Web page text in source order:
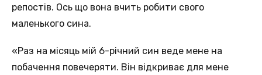
репостів. Ось що вона вчить робити свого
маленького сина.
«Раз на місяць мій 6-річний син веде мене на
побачення повечеряти. Він відкриває для мене